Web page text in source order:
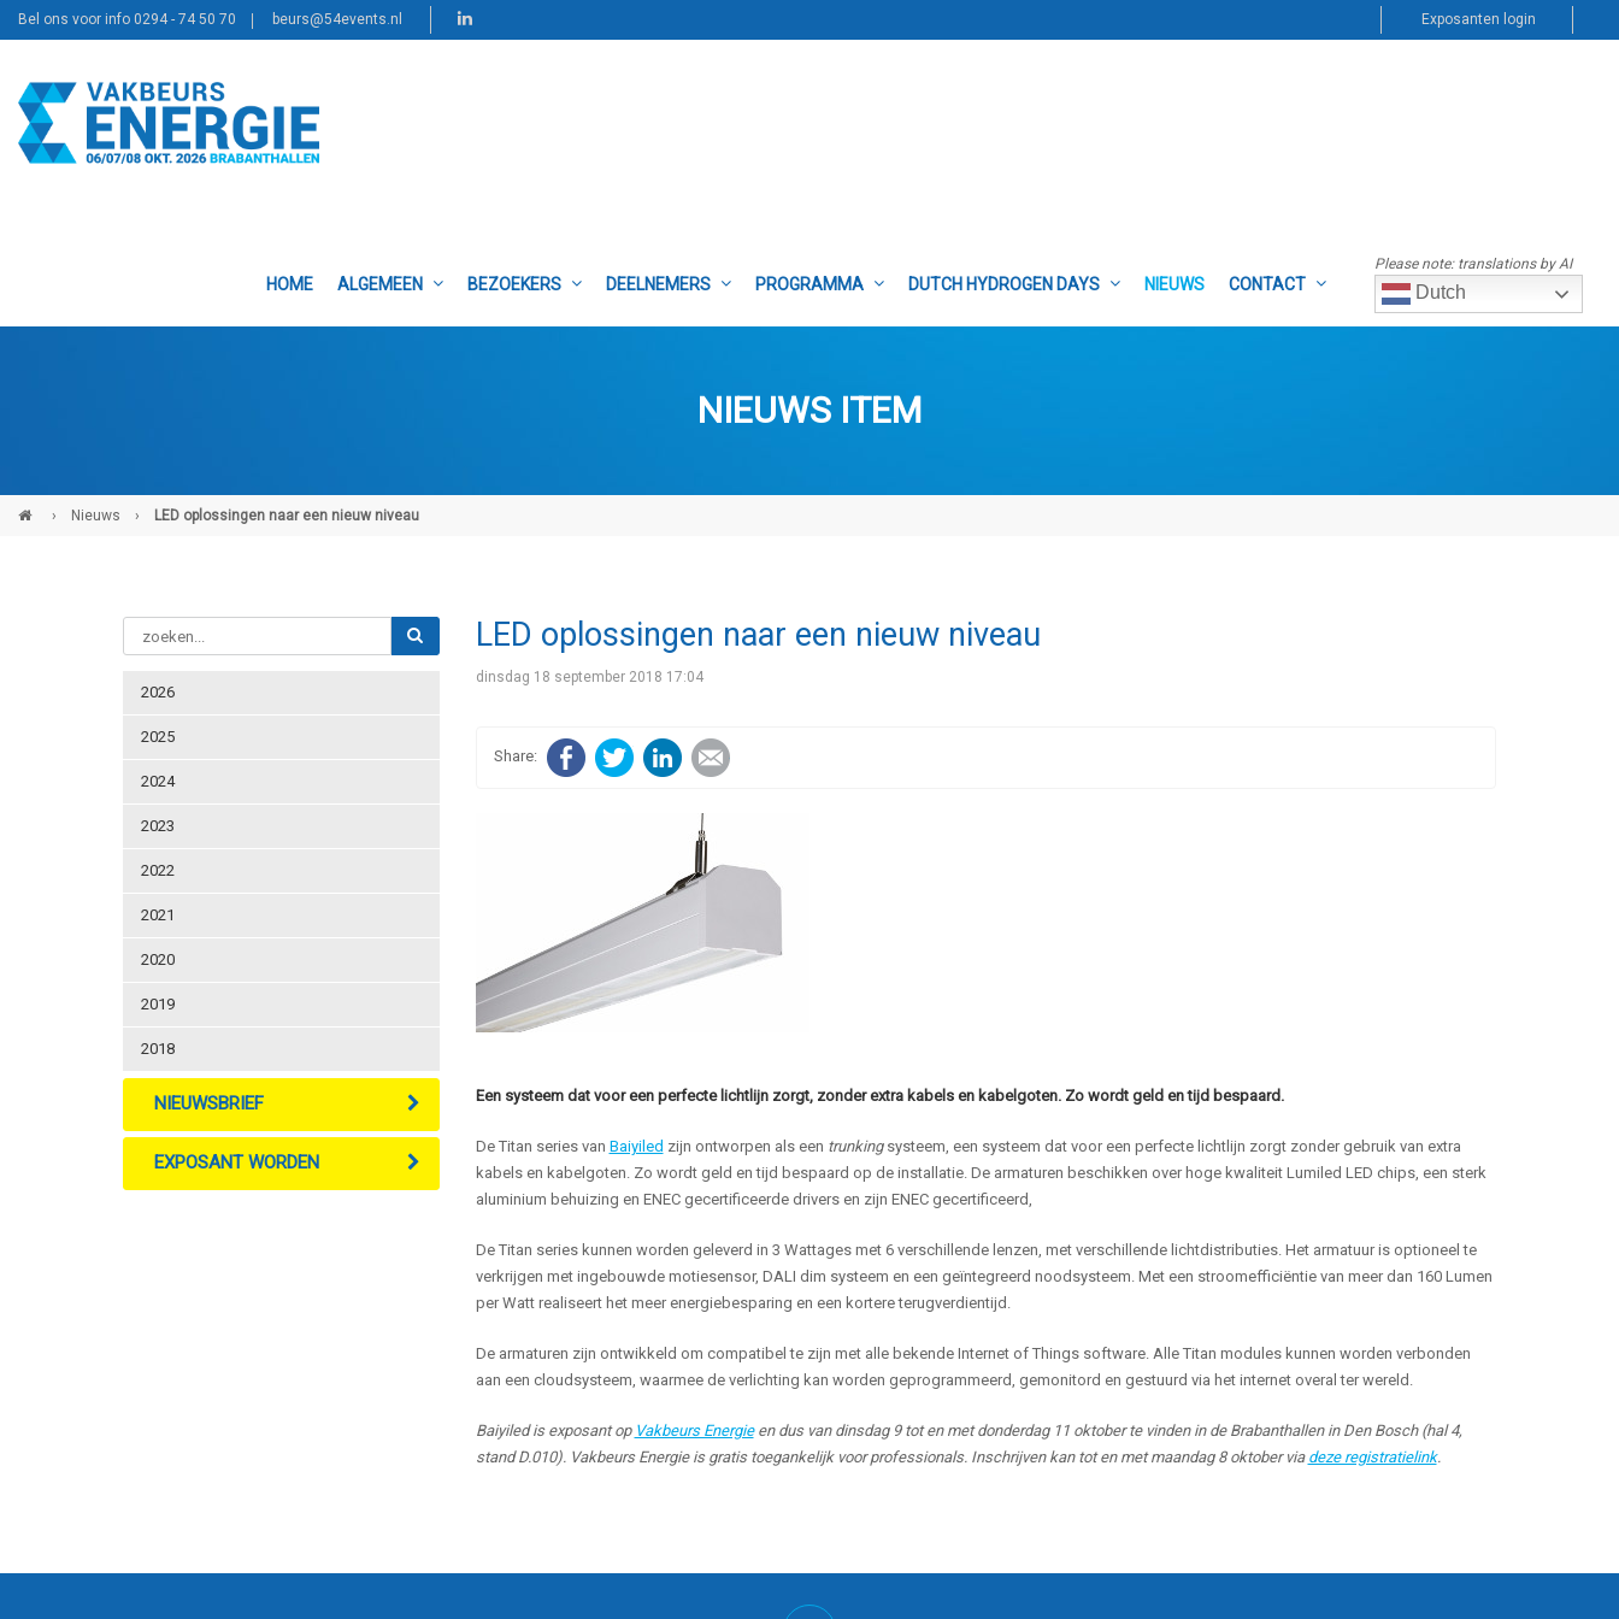
Bel ons voor info 0294 - 74 50 70 beurs@54events.nl Exposanten login
HOME ALGEMEEN BEZOEKERS DEELNEMERS PROGRAMMA DUTCH HYDROGEN DAYS NIEUWS CONTACT Dutch
Please note: translations by AI
NIEUWS ITEM
› Nieuws › LED oplossingen naar een nieuw niveau
2026
2025
2024
2023
2022
2021
2020
2019
2018
NIEUWSBRIEF
EXPOSANT WORDEN
LED oplossingen naar een nieuw niveau
dinsdag 18 september 2018 17:04
FacebookTwitterLinkedInE-mail
Een systeem dat voor een perfecte lichtlijn zorgt, zonder extra kabels en kabelgoten. Zo wordt geld en tijd bespaard.
De Titan series van Baiyiled zijn ontworpen als een trunkingsysteem, een systeem dat voor een perfecte lichtlijn zorgt zonder gebruik van extra
kabels en kabelgoten. Zo wordt geld en tijd bespaard op de installatie. De armaturen beschikken over hoge kwaliteit Lumiled LED chips, een sterk
aluminium behuizing en ENEC gecertificeerde drivers en zijn ENEC gecertificeerd,
De Titan series kunnen worden geleverd in 3 Wattages met 6 verschillende lenzen, met verschillende lichtdistributies. Het armatuur is optioneel te
verkrijgen met ingebouwde motiesensor, DALI dim systeem en een geïntegreerd noodsysteem. Met een stroomefficiëntie van meer dan 160 Lumen
per Watt realiseert het meer energiebesparing en een kortere terugverdientijd.
De armaturen zijn ontwikkeld om compatibel te zijn met alle bekende Internet of Things software. Alle Titan modules kunnen worden verbonden
aan een cloudsysteem, waarmee de verlichting kan worden geprogrammeerd, gemonitord en gestuurd via het internet overal ter wereld.
Baiyiled is exposant op Vakbeurs Energieen dus van dinsdag 9 tot en met donderdag 11 oktober te vinden in de Brabanthallen in Den Bosch (hal 4,
stand D.010). Vakbeurs Energie is gratis toegankelijk voor professionals. Inschrijven kan tot en met maandag 8 oktober via deze registratielink.